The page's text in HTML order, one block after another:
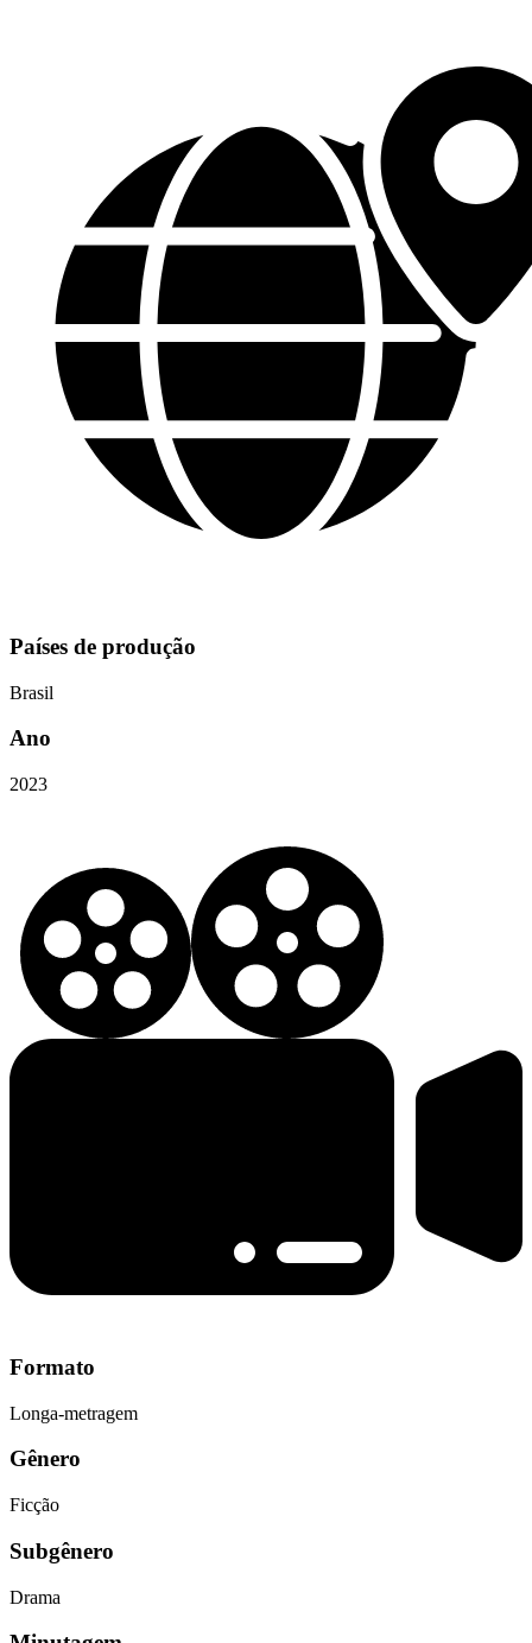
Países de produção
Brasil
Ano
2023
Formato
Longa-metragem
Gênero
Ficção
Subgênero
Drama